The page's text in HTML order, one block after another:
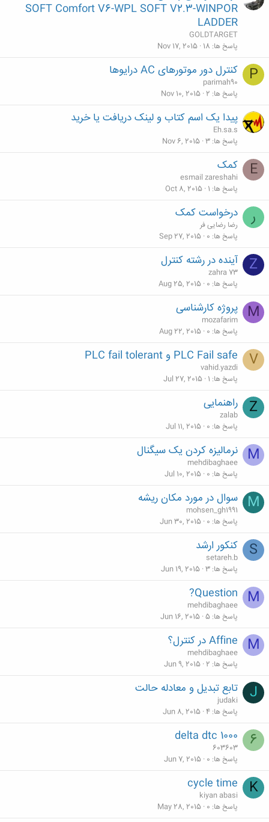
SOFT Comfort V6-WPL SOFT V2.3-WINPOR
LADDER
GOLDTARGET
پاسخ ها 18
Nov 17, 2015
P کنترل دور موتورهای AC درایوها
parimah90
پاسخ ها 2
Nov 10, 2015
پیدا یک اسم کتاب و لینک دریافت یا خرید
Eh.sa.s
پاسخ ها 3
Nov 6, 2015
E کمک
esmail zareshahi
پاسخ ها 1
Oct 8, 2015
ر درخواست کمک
رضا رضایی فر
پاسخ ها 0
Sep 27, 2015
Z آینده در رشته کنترل
zahra 73
پاسخ ها 0
Aug 25, 2015
M پروژه کارشناسی
mozafarim
پاسخ ها 0
Aug 22, 2015
V PLC Fail safe و PLC fail tolerant
vahid.yazdi
پاسخ ها 1
Jul 27, 2015
Z راهنمایی
zalab
پاسخ ها 0
Jul 11, 2015
M نرمالیزه کردن یک سیگنال
mehdibaghaee
پاسخ ها 0
Jul 10, 2015
M سوال در مورد مکان ریشه
mohsen_gh1991
پاسخ ها 0
Jun 30, 2015
S کنکور ارشد
setareh.b
پاسخ ها 3
Jun 19, 2015
M
Question?
mehdibaghaee
پاسخ ها 5
Jun 16, 2015
M Affine در کنترل؟
mehdibaghaee
پاسخ ها 2
Jun 9, 2015
J تابع تبدیل و معادله حالت
judaki
پاسخ ها 4
Jun 8, 2015
6
delta dtc 1000
603603
پاسخ ها 0
Jun 7, 2015
K
cycle time
kiyan abasi
پاسخ ها 0
May 28, 2015